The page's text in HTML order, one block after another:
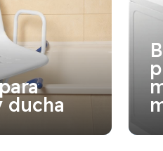
ducha